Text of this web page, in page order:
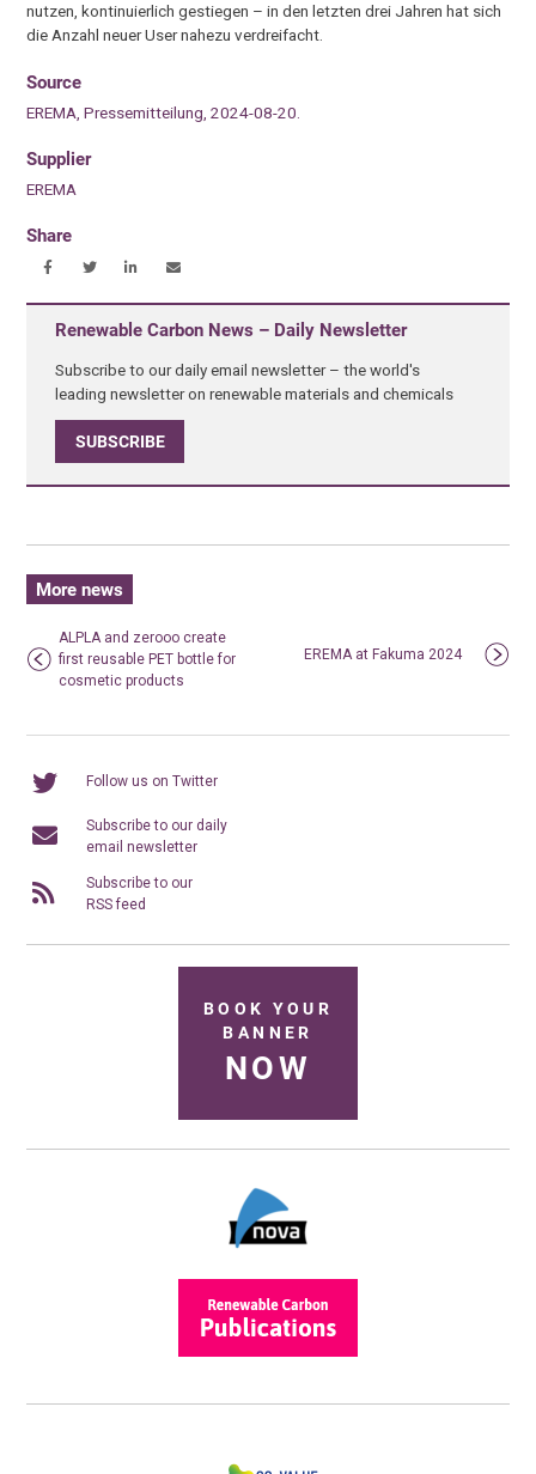
nutzen, kontinuierlich gestiegen – in den letzten drei Jahren hat sich
die Anzahl neuer User nahezu verdreifacht.
Source
EREMA, Pressemitteilung, 2024-08-20.
Supplier
EREMA
Share
Renewable Carbon News – Daily Newsletter
Subscribe to our daily email newsletter – the world's
leading newsletter on renewable materials and chemicals
SUBSCRIBE
More news
ALPLA and zerooo create
first reusable PET bottle for
cosmetic products
EREMA at Fakuma 2024
Follow us on Twitter
Subscribe to our daily
email newsletter
Subscribe to our
RSS feed
BOOK YOUR
BANNER
NOW